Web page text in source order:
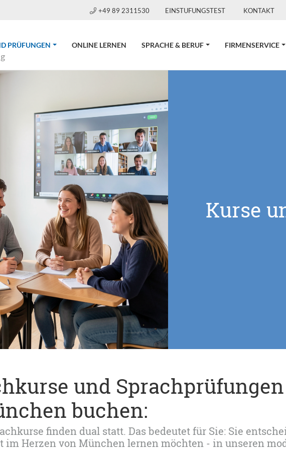
+49 89 2311530 EINSTUFUNGSTEST KONTAKT
PRÜFUNGEN (CURRENT)ONLINE LERNEN SPRACHE & BERUF FIRMENSERVICE
Kurse
und
buchen:
finden dual statt. Das bedeutet für Sie: Sie
im Herzen von München lernen möchten - in unseren